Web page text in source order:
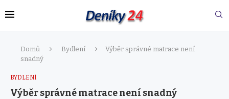
Domů Bydlení
Výběr správné matrace není
snadný
BYDLENÍ
Výběr správné matrace není snadný